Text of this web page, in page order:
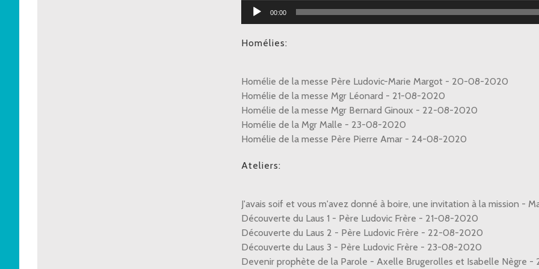
Lecteur
00:00
Homélies:
Homélie de la messe Père Ludovic-Marie Margot - 20-08-2020
Homélie de la messe Mgr Léonard - 21-08-2020
Homélie de la messe Mgr Bernard Ginoux - 22-08-2020
Homélie de la Mgr Malle - 23-08-2020
Homélie de la messe Père Pierre Amar - 24-08-2020
Ateliers:
J'avais soif et vous m'avez donné à boire, une invitation à la mission -
Découverte du Laus 1 - Père Ludovic Frère - 21-08-2020
Découverte du Laus 2 - Père Ludovic Frère - 22-08-2020
Découverte du Laus 3 - Père Ludovic Frère - 23-08-2020
Devenir prophète de la Parole - Axelle Brugerolles et Isabelle Nègre